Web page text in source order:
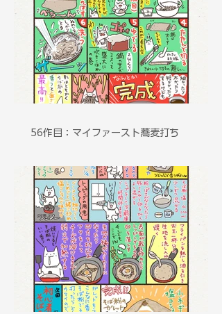
56作目：マイファースト蕎麦打ち